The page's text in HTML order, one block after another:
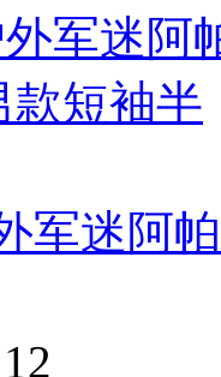
军迷阿